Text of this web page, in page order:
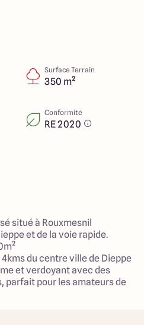
4.9
Surface Terrain
350 m²
Conformité
RE 2020
situé à Rouxmesnil
et de la voie rapide.
du centre ville de Dieppe
et verdoyant avec des
parfait pour les amateurs de
viabilisé (eau,